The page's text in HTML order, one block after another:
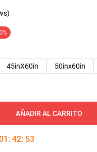
45inX60in 50inx60in
AÑADIR AL CARRITO
: 42: 52